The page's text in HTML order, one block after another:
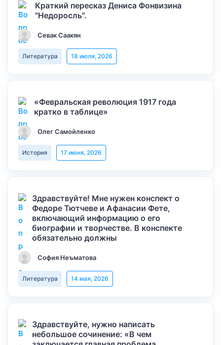
Краткий пересказ Дениса Фонвизина
"Недоросль".
Севак Саакян
Литература 18 июля, 2026
«Февральская революция 1917 года
кратко в таблице»
Олег Самойленко
История 17 июня, 2026
Здравствуйте! Мне нужен конспект о
Федоре Тютчеве и Афанасии Фете,
включающий информацию о его
биографии и творчестве. В конспекте
обязательно должны
София Неъматова
Литература 14 мая, 2026
Здравствуйте, нужно написать
небольшое сочинение: «В чем